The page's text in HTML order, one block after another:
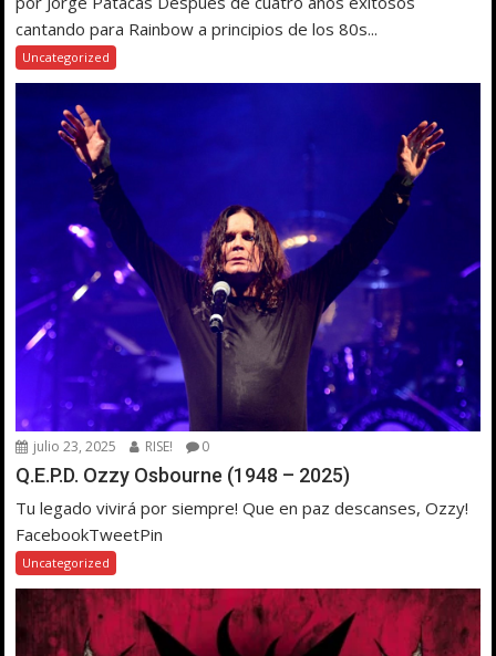
cantando para Rainbow a principios de los 80s...
Uncategorized
julio 23, 2025 RISE! 0
Q.E.P.D. Ozzy Osbourne (1948 – 2025)
Tu legado vivirá por siempre! Que en paz descanses, Ozzy!
FacebookTweetPin
Uncategorized